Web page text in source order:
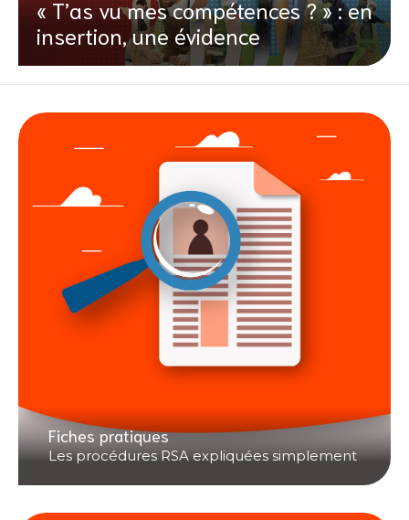
« T’as vu mes compétences ? » : en
insertion, une évidence
Fiches pratiques
Les procédures RSA expliquées simplement